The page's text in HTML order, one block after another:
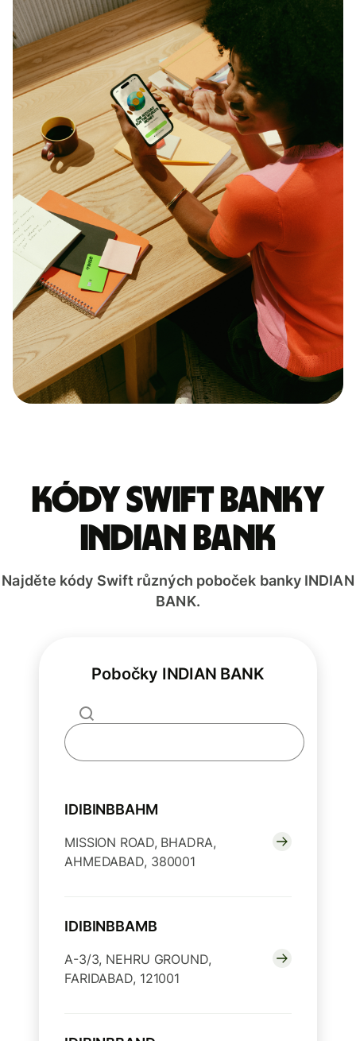
Kódy Swift banky
INDIAN BANK
Najděte kódy Swift různých poboček banky INDIAN
BANK.
Pobočky INDIAN BANK
IDIBINBBAHM
MISSION ROAD, BHADRA,
AHMEDABAD, 380001
IDIBINBBAMB
A-3/3, NEHRU GROUND,
FARIDABAD, 121001